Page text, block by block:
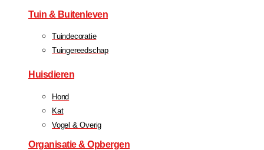
Tuin & Buitenleven
Tuindecoratie
Tuingereedschap
Huisdieren
Hond
Kat
Vogel & Overig
Organisatie & Opbergen